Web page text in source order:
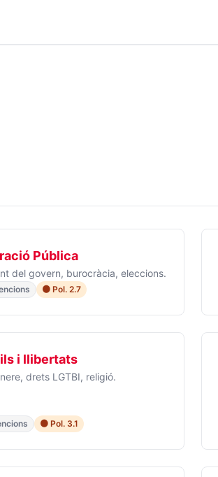
Pública
del govern, burocràcia, eleccions.
🟠 Pol. 2.7
i llibertats
drets LGTBI, religió.
🟠 Pol. 3.1